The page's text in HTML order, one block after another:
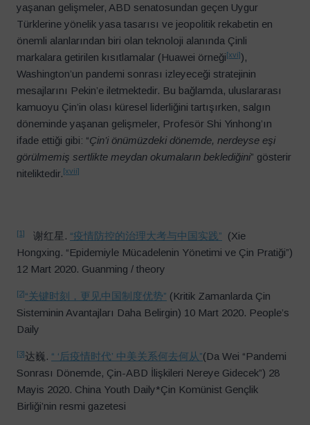
yaşanan gelişmeler, ABD senatosundan geçen Uygur
Türklerine yönelik yasa tasarısı ve jeopolitik rekabetin en
önemli alanlarından biri olan teknoloji alanında Çinli
markalara getirilen kısıtlamalar (Huawei örneği[xvi]),
Washington’un pandemi sonrası izleyeceği stratejinin
mesajlarını Pekin’e iletmektedir. Bu bağlamda, uluslararası
kamuoyu Çin’in olası küresel liderliğini tartışırken, salgın
döneminde yaşanan gelişmeler, Profesör Shi Yinhong’ın
ifade ettiği gibi: “Çin’i önümüzdeki dönemde, nerdeyse eşi
görülmemiş sertlikte meydan okumaların beklediğini” gösterir
niteliktedir.[xvii]
[1] 谢红星. “疫情防控的治理大考与中国实践” (Xie
Hongxing. “Epidemiyle Mücadelenin Yönetimi ve Çin Pratiği”)
12 Mart 2020. Guanming / theory
[2]“关键时刻，更见中国制度优势” (Kritik Zamanlarda Çin
Sisteminin Avantajları Daha Belirgin) 10 Mart 2020. People’s
Daily
[3]达巍. “ ‘后疫情时代’ 中美关系何去何从”(Da Wei “Pandemi
Sonrası Dönemde, Çin-ABD İlişkileri Nereye Gidecek”) 28
Mayis 2020. China Youth Daily*Çin Komünist Gençlik
Birliği’nin resmi gazetesi